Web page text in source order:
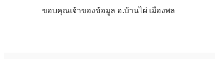
ขอบคุณเจ้าของข้อมูล อ.บ้านไผ่ เมืองพล